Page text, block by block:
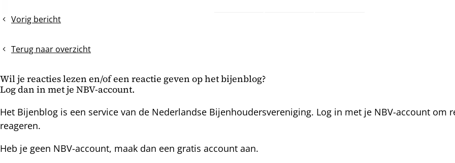
Vorig bericht
Toverhazelaar
Terug naar overzicht
Wil je reacties lezen en/of een reactie geven op het bijenblog?
Log dan in met je NBV-account.
Het Bijenblog is een service van de Nederlandse Bijenhoudersvereniging. Log in met je NBV-account om
reageren.
Heb je geen NBV-account, maak dan een gratis account aan.